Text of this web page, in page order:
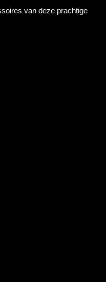
van deze prachtige